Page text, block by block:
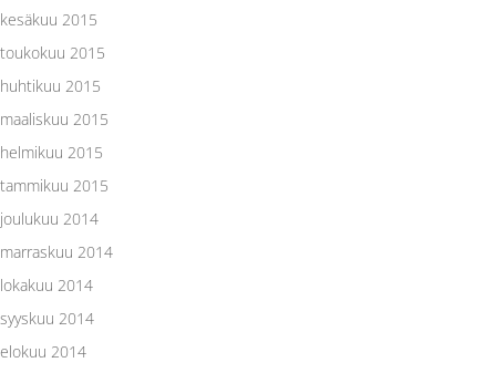
kesäkuu 2015
toukokuu 2015
huhtikuu 2015
maaliskuu 2015
helmikuu 2015
tammikuu 2015
joulukuu 2014
marraskuu 2014
lokakuu 2014
syyskuu 2014
elokuu 2014